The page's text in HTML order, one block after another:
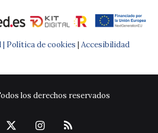
| Política de cookies | Accesibilidad
los derechos reservados
Instagram
RSS